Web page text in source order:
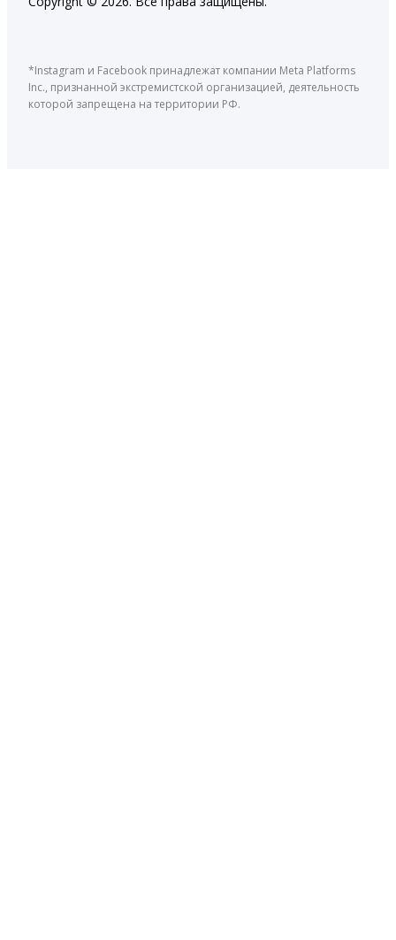
*Instagram и Facebook принадлежат компании Meta Platforms
Inc., признанной экстремистской организацией, деятельность
которой запрещена на территории РФ.